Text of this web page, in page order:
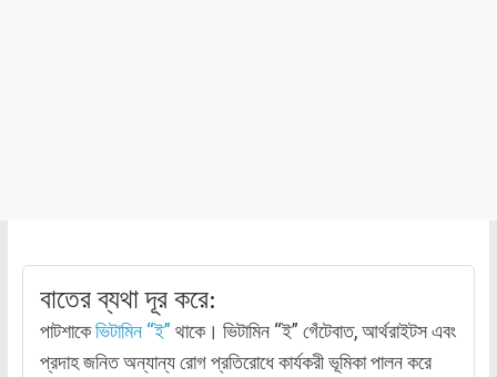
বাতের ব্যথা দূর করে:
পাটশাকেভিটামিন “ই” থাকে। ভিটামিন “ই” গেঁটেবাত, আর্থরাইটস এবং
প্রদাহ জনিত অন্যান্য রোগ প্রতিরোধে কার্যকরী ভূমিকা পালন করে